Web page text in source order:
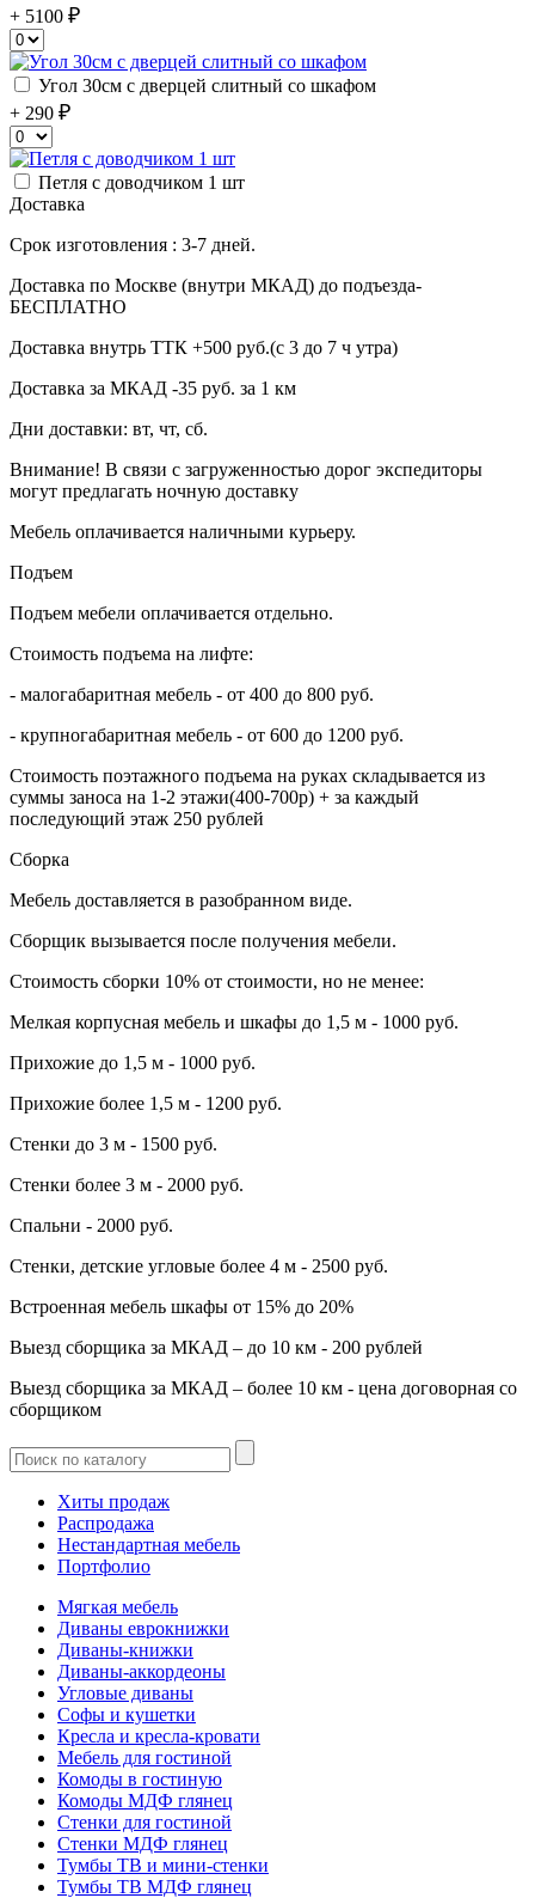
+ 5100
Угол 30см с дверцей слитный со шкафом
+ 290
Петля с доводчиком 1 шт
Доставка
Срок изготовления : 3-7 дней.
Доставка по Москве (внутри МКАД) до подъезда-
БЕСПЛАТНО
Доставка внутрь ТТК +500 руб.(с 3 до 7 ч утра)
Доставка за МКАД -35 руб. за 1 км
Дни доставки: вт, чт, сб.
Внимание! В связи с загруженностью дорог экспедиторы
могут предлагать ночную доставку
Мебель оплачивается наличными курьеру.
Подъем
Подъем мебели оплачивается отдельно.
Стоимость подъема на лифте:
- малогабаритная мебель - от 400 до 800 руб.
- крупногабаритная мебель - от 600 до 1200 руб.
Стоимость поэтажного подъема на руках складывается из
суммы заноса на 1-2 этажи(400-700р) + за каждый
последующий этаж 250 рублей
Сборка
Мебель доставляется в разобранном виде.
Сборщик вызывается после получения мебели.
Стоимость сборки 10% от стоимости, но не менее:
Мелкая корпусная мебель и шкафы до 1,5 м - 1000 руб.
Прихожие до 1,5 м - 1000 руб.
Прихожие более 1,5 м - 1200 руб.
Стенки до 3 м - 1500 руб.
Стенки более 3 м - 2000 руб.
Спальни - 2000 руб.
Стенки, детские угловые более 4 м - 2500 руб.
Встроенная мебель шкафы от 15% до 20%
Выезд сборщика за МКАД – до 10 км - 200 рублей
Выезд сборщика за МКАД – более 10 км - цена договорная со
сборщиком
Хиты продаж
Распродажа
Нестандартная мебель
Портфолио
Мягкая мебель
Диваны еврокнижки
Диваны-книжки
Диваны-аккордеоны
Угловые диваны
Софы и кушетки
Кресла и кресла-кровати
Мебель для гостиной
Комоды в гостиную
Комоды МДФ глянец
Стенки для гостиной
Стенки МДФ глянец
Тумбы ТВ и мини-стенки
Тумбы ТВ МДФ глянец